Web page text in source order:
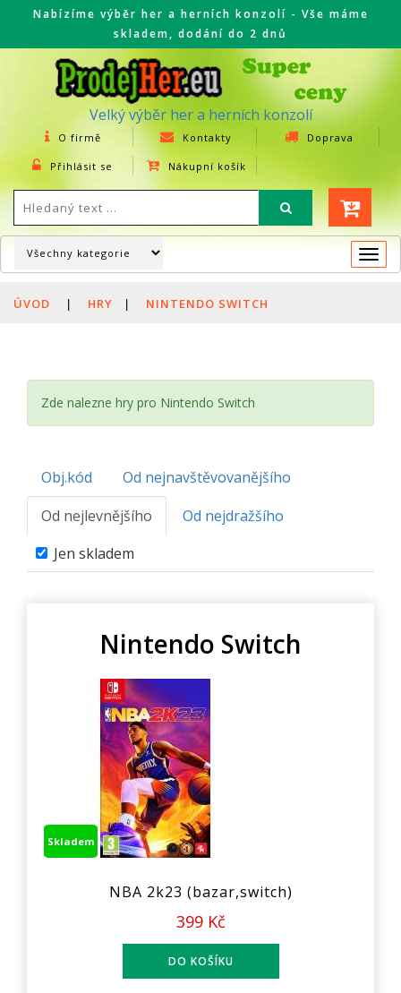
Nabízíme výběr her a herních konzolí - Vše máme
skladem, dodání do 2 dnů
Velký výběr her a herních konzolí
O firmě Kontakty Doprava
Přihlásit se Nákupní košík
ÚVOD | HRY | NINTENDO SWITCH
Zde nalezne hry pro Nintendo Switch
Obj.kód
Od nejnavštěvovanějšího
Od nejlevnějšího
Od nejdražšího
Jen skladem
Nintendo Switch
Skladem
NBA 2k23 (bazar,switch)
399 Kč